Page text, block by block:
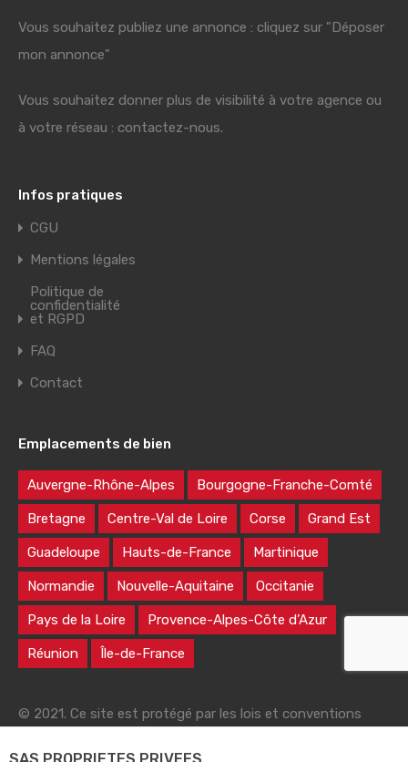
Vous souhaitez publiez une annonce : cliquez sur "Déposer
mon annonce"
Vous souhaitez donner plus de visibilité à votre agence ou
à votre réseau : contactez-nous.
Infos pratiques
CGU
Mentions légales
Politique de
confidentialité
et RGPD
FAQ
Contact
Emplacements de bien
Auvergne-Rhône-Alpes Bourgogne-Franche-Comté
Bretagne Centre-Val de Loire Corse Grand Est
Guadeloupe Hauts-de-France Martinique
Normandie Nouvelle-Aquitaine Occitanie
Pays de la Loire Provence-Alpes-Côte d’Azur
Réunion Île-de-France
© 2021. Ce site est protégé par les lois et conventions
SAS PROPRIETES PRIVEES